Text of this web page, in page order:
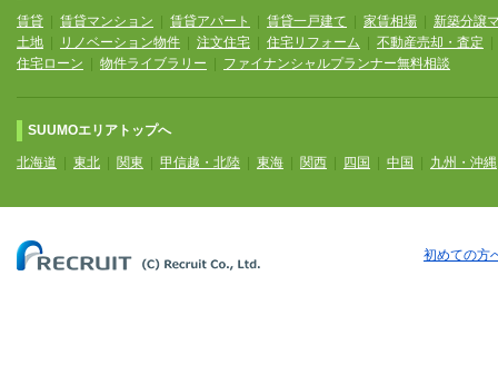
賃貸 賃貸マンション 賃貸アパート 賃貸一戸建て 家賃相場
新築分譲
土地
リノベーション物件 注文住宅 住宅リフォーム 不動産売却・査定
住宅ローン
物件ライブラリー ファイナンシャルプランナー無料相談
SUUMOエリアトップへ
北海道 東北 関東 甲信越・北陸 東海 関西 四国 中国 九州・沖縄
初めての方